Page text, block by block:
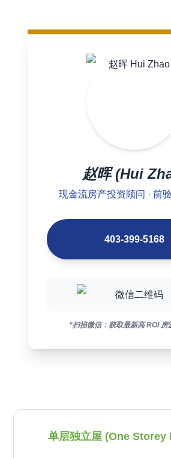
赵晖 (Hui
现金流房产投资顾问 · 前
403-399-5168
“扫描微信：获取最新高 ROI 房
单层独立屋 (One Storey